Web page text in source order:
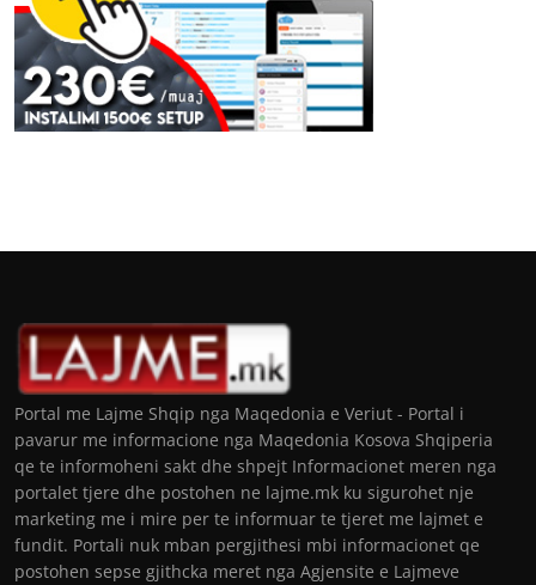
Portal me Lajme Shqip nga Maqedonia e Veriut - Portal i
pavarur me informacione nga Maqedonia Kosova Shqiperia
qe te informoheni sakt dhe shpejt Informacionet meren nga
portalet tjere dhe postohen ne lajme.mk ku sigurohet nje
marketing me i mire per te informuar te tjeret me lajmet e
fundit. Portali nuk mban pergjithesi mbi informacionet qe
postohen sepse gjithcka meret nga Agjensite e Lajmeve